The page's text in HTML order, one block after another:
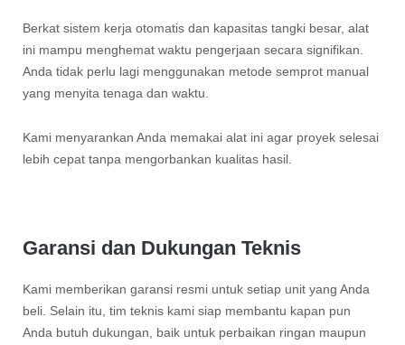
Berkat sistem kerja otomatis dan kapasitas tangki besar, alat
ini mampu menghemat waktu pengerjaan secara signifikan.
Anda tidak perlu lagi menggunakan metode semprot manual
yang menyita tenaga dan waktu.
Kami menyarankan Anda memakai alat ini agar proyek selesai
lebih cepat tanpa mengorbankan kualitas hasil.
Garansi dan Dukungan Teknis
Kami memberikan garansi resmi untuk setiap unit yang Anda
beli. Selain itu, tim teknis kami siap membantu kapan pun
Anda butuh dukungan, baik untuk perbaikan ringan maupun